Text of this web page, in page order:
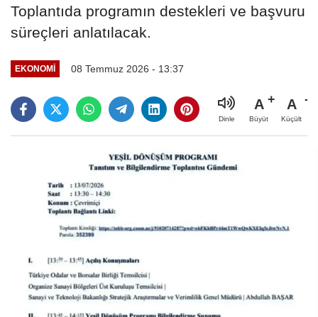
Toplantıda programın destekleri ve başvuru
süreçleri anlatılacak.
EKONOMI 08 Temmuz 2026 - 13:37
Dinle
A
Büyüt
A
Küçült